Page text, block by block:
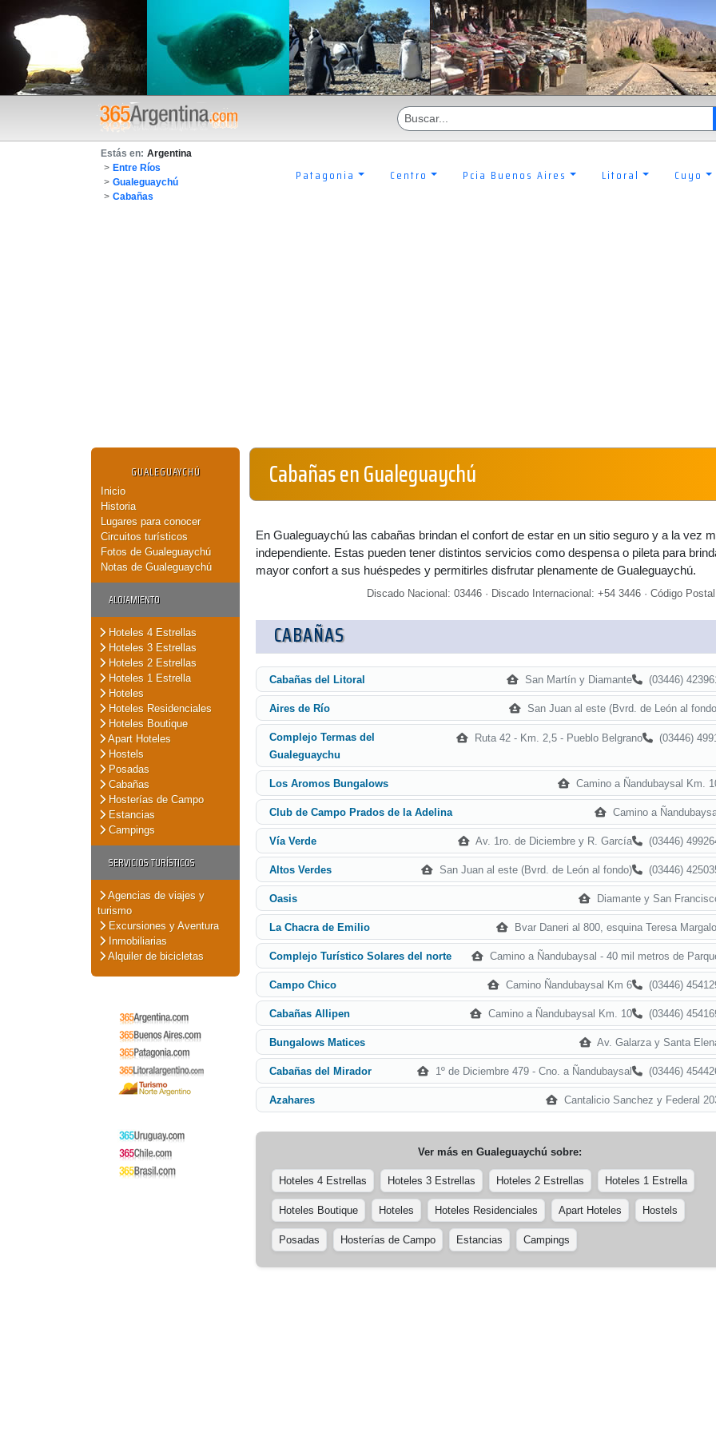
Estás en: Argentina
> Entre Ríos
> Gualeguaychú
> Cabañas
Patagonia Centro Pcia Buenos Aires Litoral Cuyo
GUALEGUAYCHÚ
Inicio
Historia
Lugares para conocer
Circuitos turísticos
Fotos de Gualeguaychú
Notas de Gualeguaychú
ALOJAMIENTO
Hoteles 4 Estrellas
Hoteles 3 Estrellas
Hoteles 2 Estrellas
Hoteles 1 Estrella
Hoteles
Hoteles Residenciales
Hoteles Boutique
Apart Hoteles
Hostels
Posadas
Cabañas
Hosterías de Campo
Estancias
Campings
SERVICIOS TURÍSTICOS
Agencias de viajes y
turismo
Excursiones y Aventura
Inmobiliarias
Alquiler de bicicletas
Cabañas en Gualeguaychú
En Gualeguaychú las cabañas brindan el confort de estar en un sitio seguro y a la vez
independiente. Estas pueden tener distintos servicios como despensa o pileta para
mayor confort a sus huéspedes y permitirles disfrutar plenamente de Gualeguaychú.
Discado Nacional: 03446 · Discado Internacional: +54 3446 · Código
CABAÑAS
Cabañas del Litoral San Martín y Diamante (03446)
Aires de Río San Juan al este (Bvrd. de León al
Complejo Termas del
Gualeguaychu
Ruta 42 - Km. 2,5 - Pueblo Belgrano (03446)
Los Aromos Bungalows Camino a Ñandubaysal Km.
Club de Campo Prados de la Adelina Camino a
Vía Verde Av. 1ro. de Diciembre y R. García (03446)
Altos Verdes San Juan al este (Bvrd. de León al fondo) (03446)
Oasis Diamante y San
La Chacra de Emilio Bvar Daneri al 800, esquina Teresa
Complejo Turístico Solares del norte Camino a Ñandubaysal - 40 mil metros de
Campo Chico Camino Ñandubaysal Km 6 (03446)
Cabañas Allipen Camino a Ñandubaysal Km. 10 (03446)
Bungalows Matices Av. Galarza y Santa
Cabañas del Mirador 1º de Diciembre 479 - Cno. a Ñandubaysal (03446)
Azahares Cantalicio Sanchez y Federal
Ver más en Gualeguaychú sobre:
Hoteles 4 Estrellas Hoteles 3 Estrellas Hoteles 2 Estrellas Hoteles 1 Estrella
Hoteles Boutique Hoteles Hoteles Residenciales Apart Hoteles Hostels
Posadas Hosterías de Campo Estancias Campings